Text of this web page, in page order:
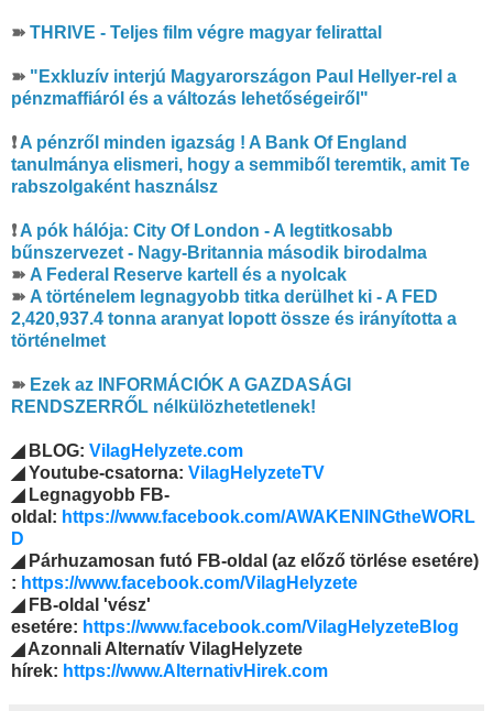
➽ THRIVE - Teljes film végre magyar felirattal
➽ "Exkluzív interjú Magyarországon Paul Hellyer-rel a
pénzmaffiáról és a változás lehetőségeiről"
❗ A pénzről minden igazság ! A Bank Of England
tanulmánya elismeri, hogy a semmiből teremtik, amit Te
rabszolgaként használsz
❗ A pók hálója: City Of London - A legtitkosabb
bűnszervezet - Nagy-Britannia második birodalma
➽ A Federal Reserve kartell és a nyolcak
➽ A történelem legnagyobb titka derülhet ki - A FED
2,420,937.4 tonna aranyat lopott össze és irányította a
történelmet
➽ Ezek az INFORMÁCIÓK A GAZDASÁGI
RENDSZERRŐL nélkülözhetetlenek!
◢ BLOG: VilagHelyzete.com
◢ Youtube-csatorna: VilagHelyzeteTV
◢ Legnagyobb FB-
oldal: https://www.facebook.com/AWAKENINGtheWORL
D
◢ Párhuzamosan futó FB-oldal (az előző törlése esetére)
: https://www.facebook.com/VilagHelyzete
◢ FB-oldal 'vész'
esetére: https://www.facebook.com/VilagHelyzeteBlog
◢ Azonnali Alternatív VilagHelyzete
hírek: https://www.AlternativHirek.com